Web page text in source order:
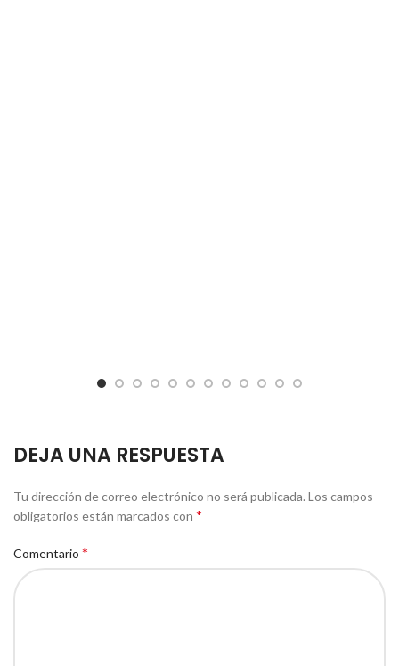
DEJA UNA RESPUESTA
Tu dirección de correo electrónico no será publicada. Los campos
obligatorios están marcados con *
Comentario *